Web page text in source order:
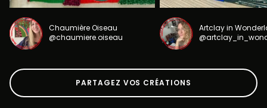
Chaumière Oiseau
@chaumiere.oiseau
Artclay in
PARTAGEZ VOS CRÉATIONS